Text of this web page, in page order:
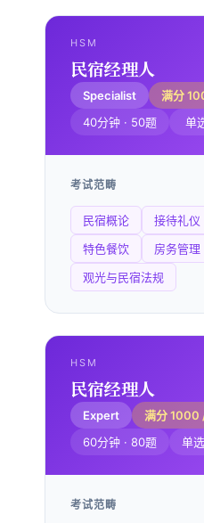
HSM
民宿经理人
Specialist
满分
40分钟 · 50题
单
考试范畴
民宿概论 接待礼仪
特色餐饮
房务管理
观光与民宿法规
HSM
民宿经理人
Expert
满分 1000
60分钟 · 80题
单
考试范畴